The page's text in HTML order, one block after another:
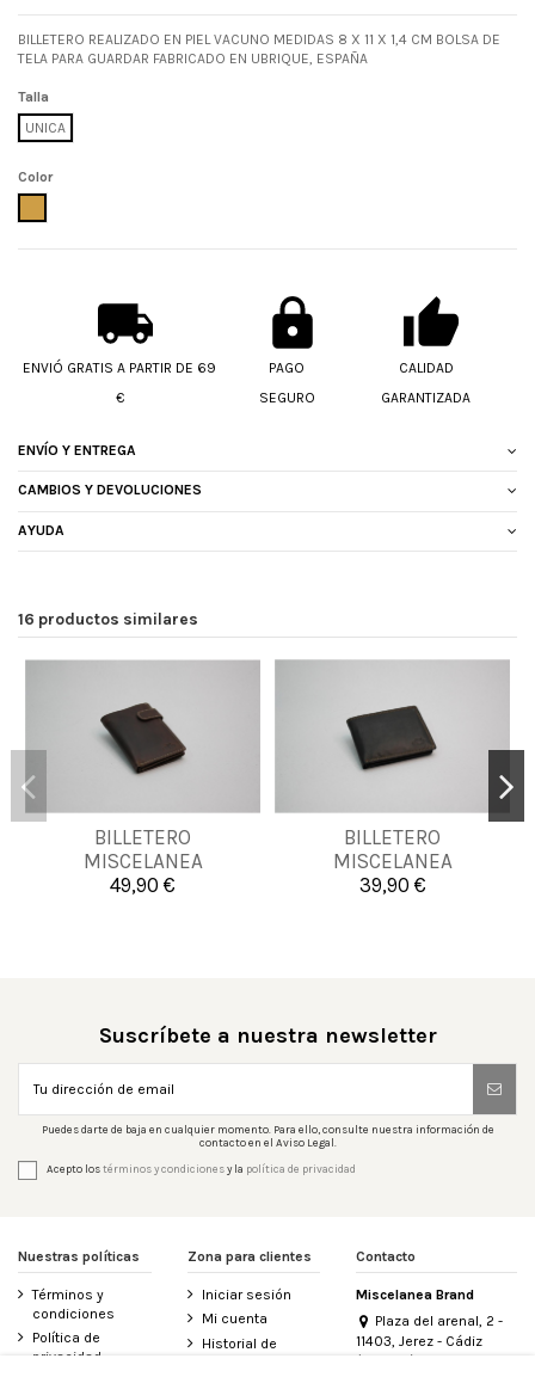
BILLETERO REALIZADO EN PIEL VACUNO MEDIDAS 8 X 11 X 1,4 CM BOLSA DE
TELA PARA GUARDAR FABRICADO EN UBRIQUE, ESPAÑA
Talla
UNICA
Color
ENVIÓ GRATIS A PARTIR DE 69
€
PAGO
SEGURO
CALIDAD
GARANTIZADA
ENVÍO Y ENTREGA
CAMBIOS Y DEVOLUCIONES
AYUDA
16 productos similares
BILLETERO
MISCELANEA
49,90 €
UNICA
Añadir al carrito
BILLETERO
MISCELANEA
39,90 €
UNICA
Añadir al carrito
Suscríbete a nuestra newsletter
Puedes darte de baja en cualquier momento. Para ello, consulte nuestra información de
contacto en el Aviso Legal.
Acepto lostérminos y condicionesy la política de privacidad
Nuestras políticas
Términos y
condiciones
Política de
privacidad
Zona para clientes
Iniciar sesión
Mi cuenta
Historial de
Contacto
Miscelanea Brand
Plaza del arenal, 2 -
11403, Jerez - Cádiz
(España)